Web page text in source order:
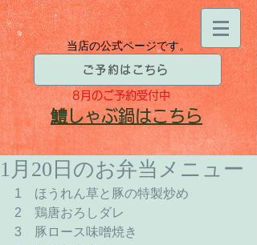
当店の公式ページです。
ご予約はこちら
8月のご予約受付中
​鱧しゃぶ鍋はこちら
1月20日のお弁当メニュー
1　ほうれん草と豚の特製炒め
2　鶏唐おろしダレ
3　豚ロース味噌焼き